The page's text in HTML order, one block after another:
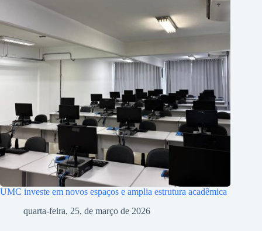
UMC investe em novos espaços e amplia estrutura acadêmica
quarta-feira, 25, de março de 2026